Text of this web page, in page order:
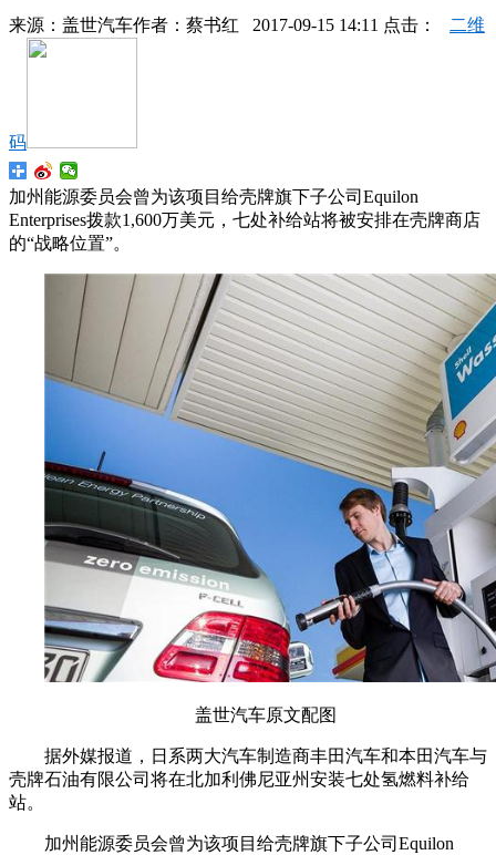
来源： 盖世汽车作者： 蔡书红 2017-09-15 14:11 点击： 二维
码
加州能源委员会曾为该项目给壳牌旗下子公司Equilon
Enterprises拨款1,600万美元，七处补给站将被安排在壳牌商店
的“战略位置”。
盖世汽车原文配图
据外媒报道，日系两大汽车制造商丰田汽车和本田汽车与
壳牌石油有限公司将在北加利佛尼亚州安装七处氢燃料补给
站。
加州能源委员会曾为该项目给壳牌旗下子公司Equilon